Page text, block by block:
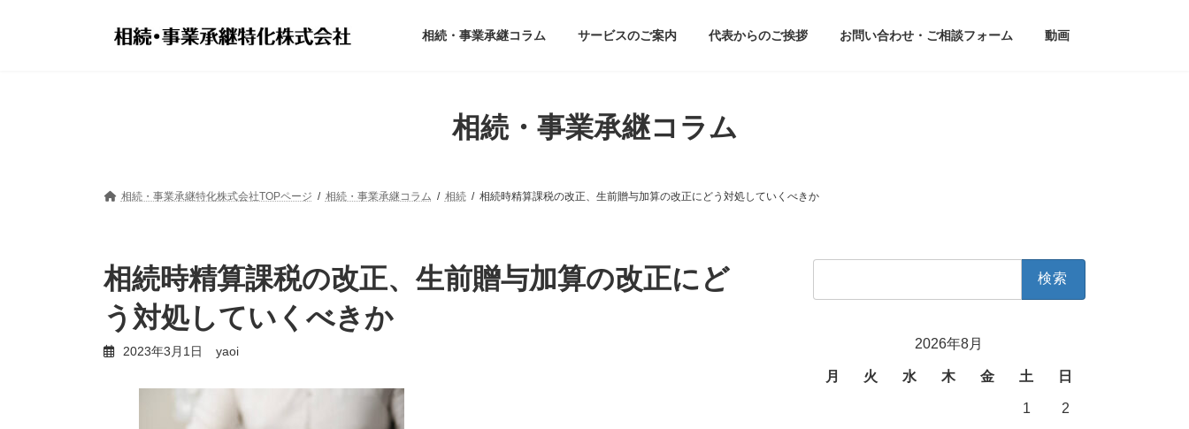
相続・事業承継コラム サービスのご案内 代表からのご挨拶 お問い合わせ・ご相談フォーム 動画
相続・事業承継コラム
相続・事業承継特化株式会社TOPページ 相続・事業承継コラム 相続 相続時精算課税の改正、生前贈与加算の改正にどう対処していくべきか
相続時精算課税の改正、生前贈与加算の改正にど
う対処していくべきか
2023年3月1日 yaoi
2026年8月
月 火 水 木 金 土 日
1
2